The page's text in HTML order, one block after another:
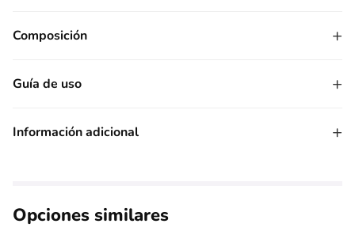
Composición +
Guía de uso +
Información adicional +
Opciones similares